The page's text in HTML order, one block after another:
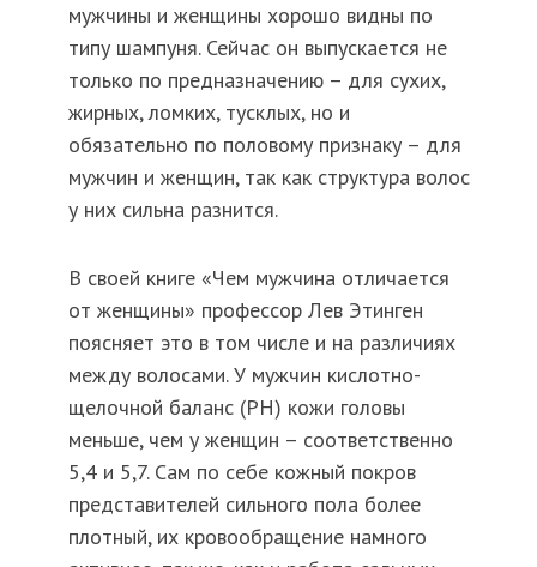
мужчины и женщины хорошо видны по
типу шампуня. Сейчас он выпускается не
только по предназначению – для сухих,
жирных, ломких, тусклых, но и
обязательно по половому признаку – для
мужчин и женщин, так как структура волос
у них сильна разнится.
В своей книге «Чем мужчина отличается
от женщины» профессор Лев Этинген
поясняет это в том числе и на различиях
между волосами. У мужчин кислотно-
щелочной баланс (РН) кожи головы
меньше, чем у женщин – соответственно
5,4 и 5,7. Сам по себе кожный покров
представителей сильного пола более
плотный, их кровообращение намного